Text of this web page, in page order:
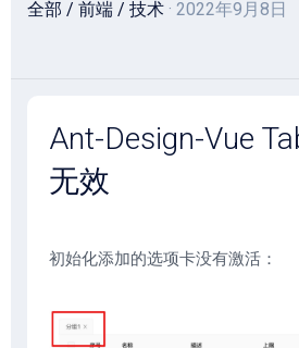
全部 / 前端 / 技术 · 2022年9月8日
Ant-Design-Vue
无效
初始化添加的选项卡没有激活：